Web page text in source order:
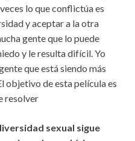
lo que conflictúa es
y aceptar a la otra
gente que lo puede
y le resulta difícil. Yo
que está siendo más
objetivo de esta película es
resolver
sexual sigue